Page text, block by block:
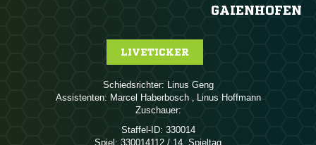
GAIENHOFEN
LIVETICKER
Schiedsrichter:  
Assistenten:   ,  
Zuschauer:
Staffel-ID: 330014
Spiel: 330014112 / 14. Spieltag